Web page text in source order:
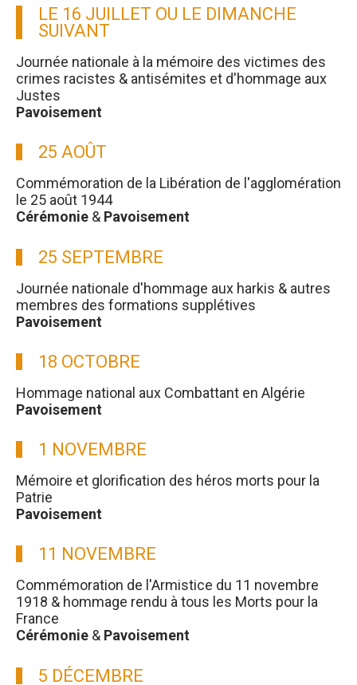
LE 16 JUILLET OU LE DIMANCHE
SUIVANT
Journée nationale à la mémoire des victimes des
crimes racistes & antisémites et d'hommage aux
Justes
Pavoisement
25 AOÛT
Commémoration de la Libération de l'agglomération
le 25 août 1944
Cérémonie & Pavoisement
25 SEPTEMBRE
Journée nationale d'hommage aux harkis & autres
membres des formations supplétives
Pavoisement
18 OCTOBRE
Hommage national aux Combattant en Algérie
Pavoisement
1 NOVEMBRE
Mémoire et glorification des héros morts pour la
Patrie
Pavoisement
11 NOVEMBRE
Commémoration de l'Armistice du 11 novembre
1918 & hommage rendu à tous les Morts pour la
France
Cérémonie & Pavoisement
5 DÉCEMBRE